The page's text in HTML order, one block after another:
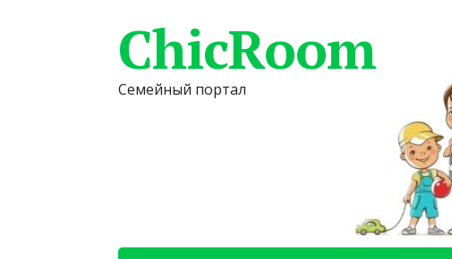
ChicRoom
Семейный портал